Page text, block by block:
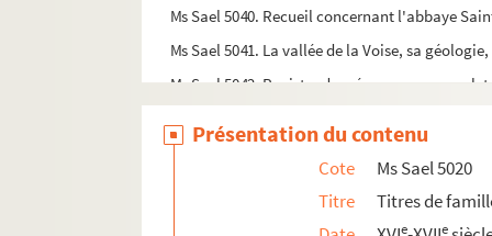
Ms Sael 5040. Recueil concernant l'abbaye
Ms Sael 5041. La vallée de la Voise, sa
Ms Sael 5042. Registre de créances, avec
Ms Sael 5043. Copie des contes, ballades,
Présentation du contenu
Cote
Ms Sael 5020
Titre
Titres de
e e